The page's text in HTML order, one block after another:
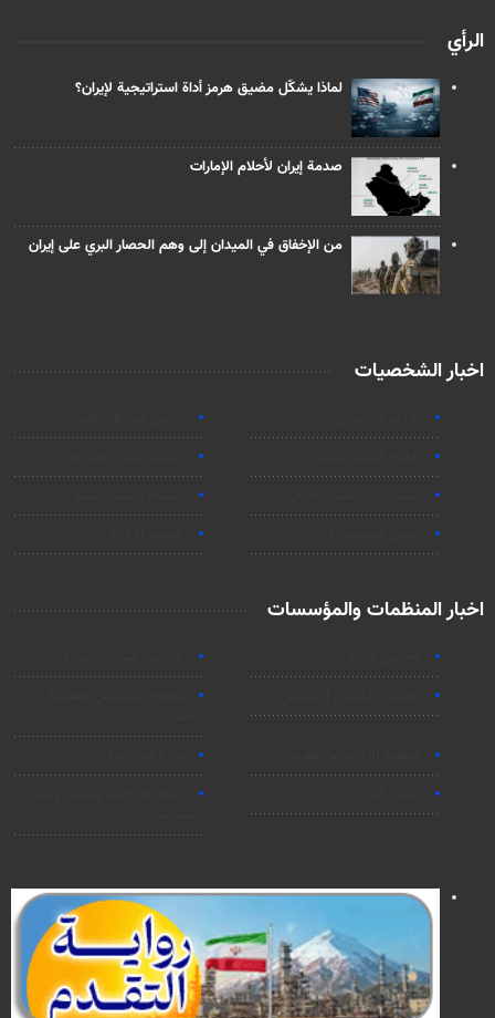
الرأي
لماذا يشكّل مضيق هرمز أداة استراتيجية لإيران؟
صدمة إيران لأحلام الإمارات
من الإخفاق في الميدان إلى وهم الحصار البري على إيران
اخبار الشخصيات
اخبار المنظمات والمؤسسات